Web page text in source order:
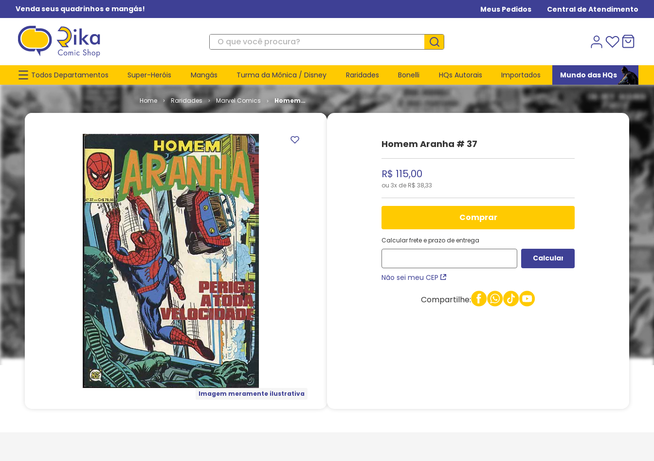
Venda seus quadrinhos e mangás! Meus Pedidos Central de Atendimento
O que você procura?
Todos Departamentos Super-Heróis Mangás Turma da Mônica / Disney Raridades Bonelli HQs Autorais Importados Mundo das HQs
Raridades Marvel Comics
Homem
Aranha #
Imagem meramente ilustrativa
Homem Aranha # 37
R$ 115,00
ou 3x de R$ 38,33
comprar
Calcular frete e prazo de entrega
Não sei meu CEP
Compartilhe: